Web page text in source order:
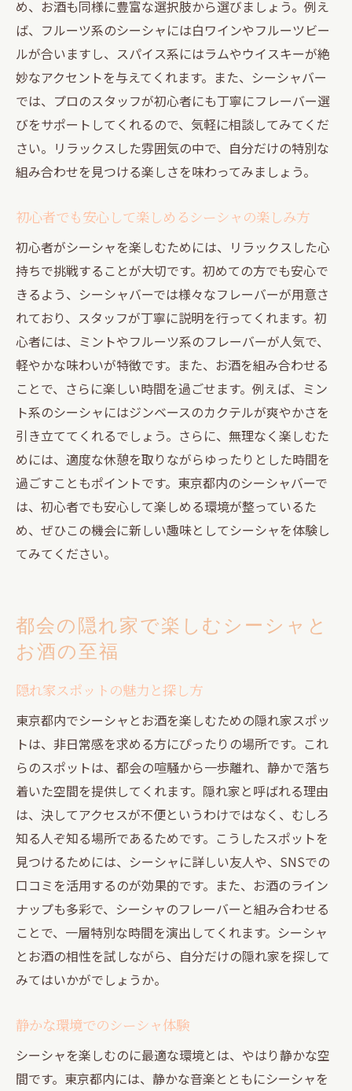
め、お酒も同様に豊富な選択肢から選びましょう。例え
ば、フルーツ系のシーシャには白ワインやフルーツビー
ルが合いますし、スパイス系にはラムやウイスキーが絶
妙なアクセントを与えてくれます。また、シーシャバー
では、プロのスタッフが初心者にも丁寧にフレーバー選
びをサポートしてくれるので、気軽に相談してみてくだ
さい。リラックスした雰囲気の中で、自分だけの特別な
組み合わせを見つける楽しさを味わってみましょう。
初心者でも安心して楽しめるシーシャの楽しみ方
初心者がシーシャを楽しむためには、リラックスした心
持ちで挑戦することが大切です。初めての方でも安心で
きるよう、シーシャバーでは様々なフレーバーが用意さ
れており、スタッフが丁寧に説明を行ってくれます。初
心者には、ミントやフルーツ系のフレーバーが人気で、
軽やかな味わいが特徴です。また、お酒を組み合わせる
ことで、さらに楽しい時間を過ごせます。例えば、ミン
ト系のシーシャにはジンベースのカクテルが爽やかさを
引き立ててくれるでしょう。さらに、無理なく楽しむた
めには、適度な休憩を取りながらゆったりとした時間を
過ごすこともポイントです。東京都内のシーシャバーで
は、初心者でも安心して楽しめる環境が整っているた
め、ぜひこの機会に新しい趣味としてシーシャを体験し
てみてください。
都会の隠れ家で楽しむシーシャと
お酒の至福
隠れ家スポットの魅力と探し方
東京都内でシーシャとお酒を楽しむための隠れ家スポッ
トは、非日常感を求める方にぴったりの場所です。これ
らのスポットは、都会の喧騒から一歩離れ、静かで落ち
着いた空間を提供してくれます。隠れ家と呼ばれる理由
は、決してアクセスが不便というわけではなく、むしろ
知る人ぞ知る場所であるためです。こうしたスポットを
見つけるためには、シーシャに詳しい友人や、SNSでの
口コミを活用するのが効果的です。また、お酒のライン
ナップも多彩で、シーシャのフレーバーと組み合わせる
ことで、一層特別な時間を演出してくれます。シーシャ
とお酒の相性を試しながら、自分だけの隠れ家を探して
みてはいかがでしょうか。
静かな環境でのシーシャ体験
シーシャを楽しむのに最適な環境とは、やはり静かな空
間です。東京都内には、静かな音楽とともにシーシャを